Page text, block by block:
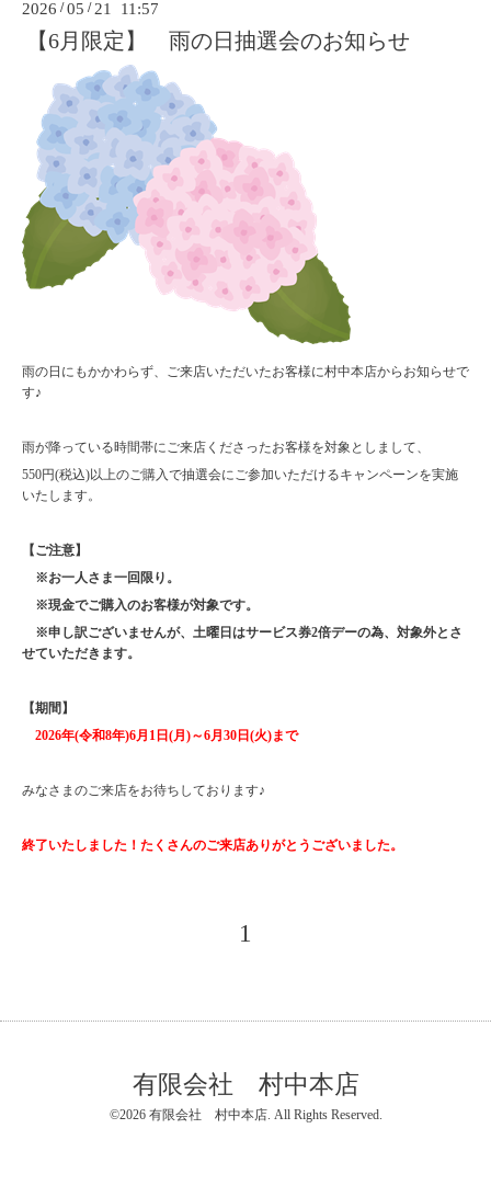
2026 /05 / 21 11:57
【6月限定】 雨の日抽選会のお知らせ
雨の日にもかかわらず、ご来店いただいたお客様に村中本店からお知らせで
す♪
雨が降っている時間帯にご来店くださったお客様を対象としまして、
550円(税込)以上のご購入で抽選会にご参加いただけるキャンペーンを実施
いたします。
【ご注意】
※お一人さま一回限り。
※現金でご購入のお客様が対象です。
※申し訳ございませんが、土曜日はサービス券2倍デーの為、対象外とさ
せていただきます。
【期間】
2026年(令和8年)6月1日(月)～6月30日(火)まで
みなさまのご来店をお待ちしております♪
終了いたしました！たくさんのご来店ありがとうございました。
1
有限会社 村中本店
©2026 有限会社 村中本店. All Rights Reserved.